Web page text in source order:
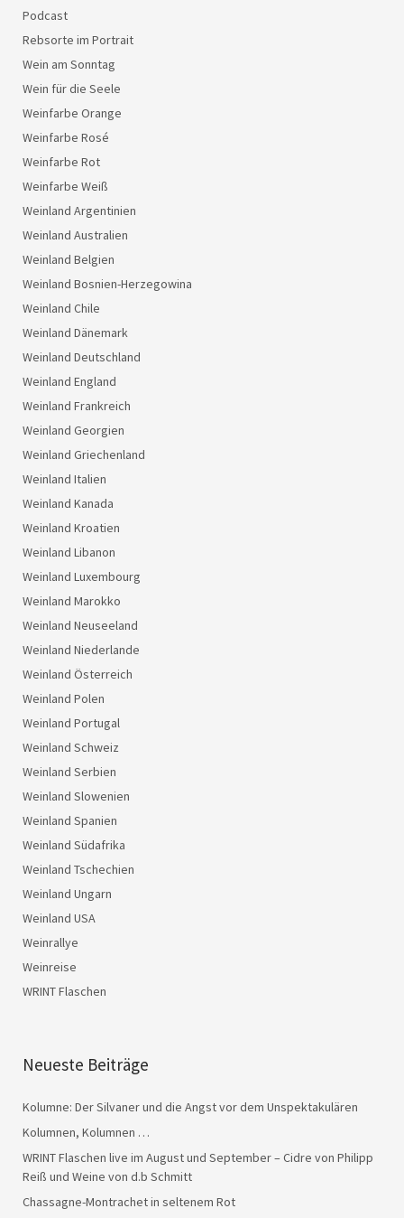
Podcast
Rebsorte im Portrait
Wein am Sonntag
Wein für die Seele
Weinfarbe Orange
Weinfarbe Rosé
Weinfarbe Rot
Weinfarbe Weiß
Weinland Argentinien
Weinland Australien
Weinland Belgien
Weinland Bosnien-Herzegowina
Weinland Chile
Weinland Dänemark
Weinland Deutschland
Weinland England
Weinland Frankreich
Weinland Georgien
Weinland Griechenland
Weinland Italien
Weinland Kanada
Weinland Kroatien
Weinland Libanon
Weinland Luxembourg
Weinland Marokko
Weinland Neuseeland
Weinland Niederlande
Weinland Österreich
Weinland Polen
Weinland Portugal
Weinland Schweiz
Weinland Serbien
Weinland Slowenien
Weinland Spanien
Weinland Südafrika
Weinland Tschechien
Weinland Ungarn
Weinland USA
Weinrallye
Weinreise
WRINT Flaschen
Neueste Beiträge
Kolumne: Der Silvaner und die Angst vor dem Unspektakulären
Kolumnen, Kolumnen …
WRINT Flaschen live im August und September – Cidre von Philipp
Reiß und Weine von d.b Schmitt
Chassagne-Montrachet in seltenem Rot